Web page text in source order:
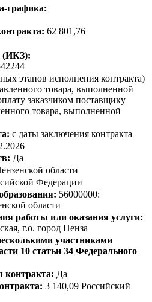
графика:
62 801,76
(ИКЗ):
этапов исполнения контракта)
товара, выполненной
заказчиком поставщику
товара, выполненной
с даты заключения контракта
Да
области
Федерации
56000000:
области
работы или оказания услуги:
г.о. город Пенза
участниками
10 статьи 34 Федерального
контракта: Да
3 140,09 Российский